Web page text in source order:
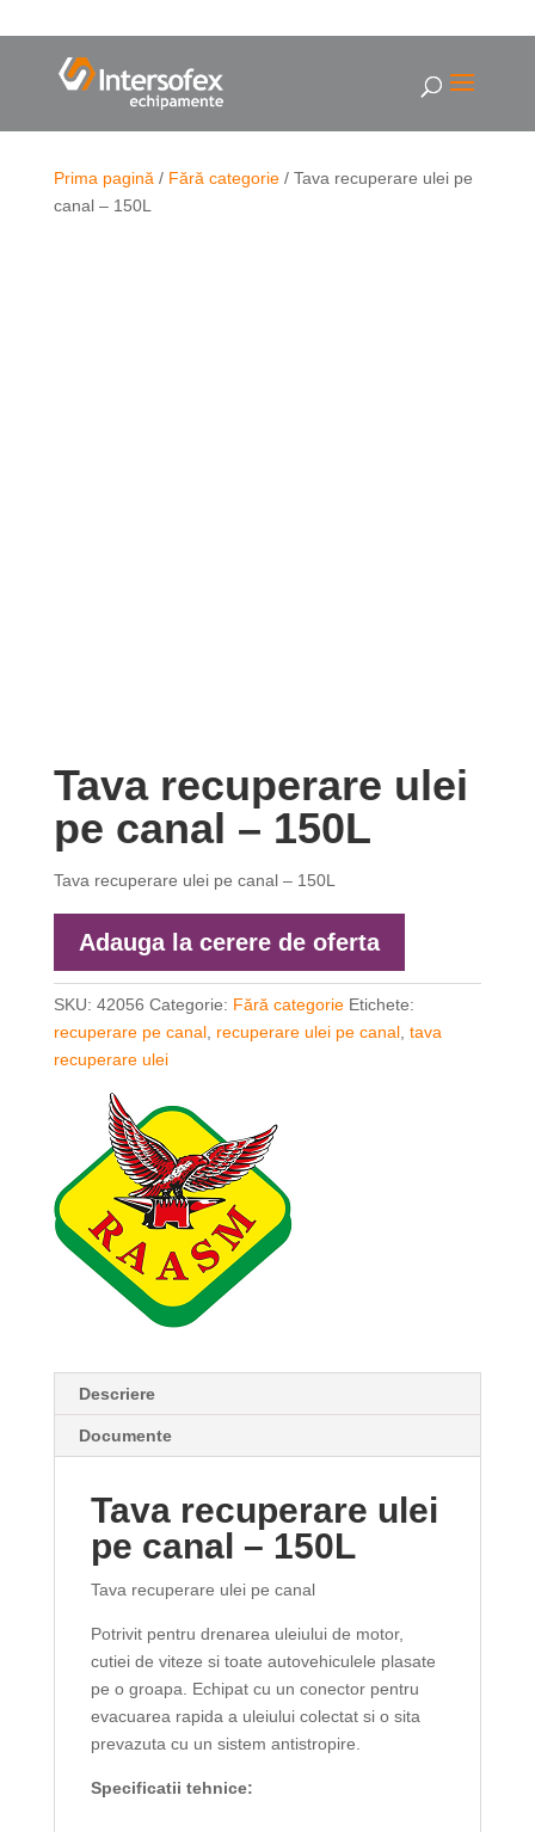
Prima pagină / Fără categorie/ Tava recuperare ulei pe
canal – 150L
Tava recuperare ulei
pe canal – 150L
Tava recuperare ulei pe canal – 150L
Adauga la cerere de oferta
SKU: 42056 Categorie: Fără categorie Etichete:
recuperare pe canal, recuperare ulei pe canal, tava
recuperare ulei
Descriere
Documente
Tava recuperare ulei
pe canal – 150L
Tava recuperare ulei pe canal
Potrivit pentru drenarea uleiului de motor,
cutiei de viteze si toate autovehiculele plasate
pe o groapa Echipat cu un conector pentru
evacuarea rapida a uleiului colectat si o sita
prevazuta cu un sistem antistropire.
Specificatii tehnice: